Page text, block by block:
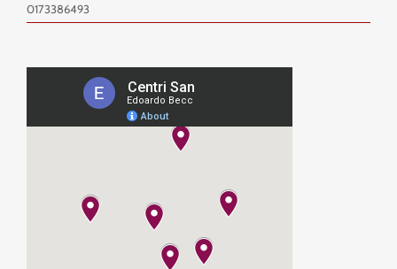
0173386493